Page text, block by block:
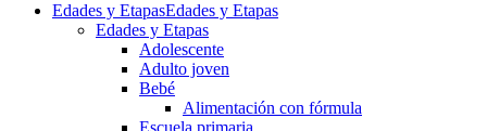
Edades y EtapasEdades y Etapas
Edades y Etapas
Adolescente
Adulto joven
Bebé
Alimentación con fórmula
Escuela primaria